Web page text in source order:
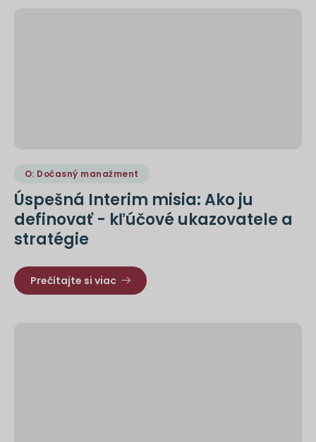
O: Dočasný manažment
Úspešná Interim misia: Ako ju
definovať - kľúčové ukazovatele a
stratégie
Prečítajte si viac